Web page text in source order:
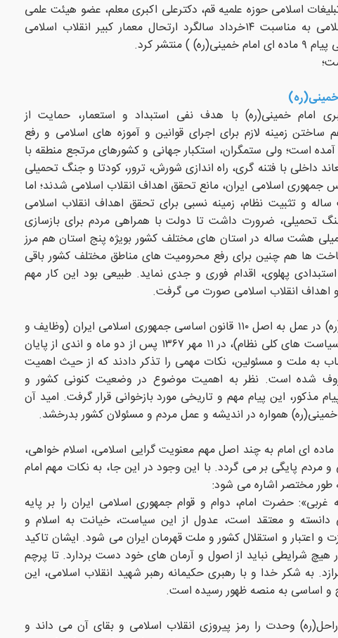
اسلامی حوزه علمیه قم، دکترعلی اکبری معلم، عضو هیئت علمی
پژوهشگاه علوم و فرهنگ اسلامی به مناسبت ۱۴خرداد سالگرد ارتحال معمار کبیر انقلاب اسلامی
منتشر کرد.
خمینی(ره)
امام خمینی(ره) با هدف نفی استبداد و استعمار، حمایت از
زمینه لازم برای اجرای قوانین و آموزه های اسلامی و رفع
است؛ ولی ستمگران، استکبار جهانی و کشورهای مرتجع منطقه با
داخلی با فتنه گری، راه اندازی شورش، ترور، کودتا و جنگ تحمیلی
اسلامی ایران، مانع تحقق اهداف انقلاب اسلامی شدند؛ اما
و تثبیت نظام، زمینه نسبی برای تحقق اهداف انقلاب اسلامی
تحمیلی، ضرورت داشت تا دولت با همراهی مردم برای بازسازی
هشت ساله در استان های مختلف کشور بویژه پنج استان هم مرز
ها هم چنین برای رفع محرومیت های مناطق مختلف کشور باقی
استبدادی پهلوی، اقدام فوری و جدی نماید. طبیعی بود این کار مهم
اهداف انقلاب اسلامی صورت می گرفت.
در چنین فضایی، امام خمینی(ره) در عمل به اصل ۱۱۰ قانون اساسی جمهوری اسلامی ایران (وظایف و
اختیارات رهبر از جمله تعیین سیاست های کلی نظام)، در ۱۱ مهر ۱۳۶۷ پس از دو ماه و اندی از پایان
به ملت و مسئولین، نکات مهمی را تذکر دادند که از حیث اهمیت
شده است. نظر به اهمیت موضوع در وضعیت کنونی کشور و
مذکور، این پیام مهم و تاریخی مورد بازخوانی قرار گرفت. امید آن
همواره در اندیشه و عمل مردم و مسئولان کشور بدرخشد.
ای امام به چند اصل مهم معنویت گرایی اسلامی، اسلام خواهی،
مردم پایگی بر می گردد. با این وجود در این جا، به نکات مهم امام
طور مختصر اشاره می شود:
حضرت امام، دوام و قوام جمهورى اسلامى ایران را بر پایه
و معتقد است، عدول از این سیاست، خیانت به اسلام و
اعتبار و استقلال کشور و ملت قهرمان ایران می شود. ایشان تاکید
هیچ شرایطی نباید از اصول و آرمان های خود دست بردارد. تا پرچم
به شکر خدا و با رهبری حکیمانه رهبر شهید انقلاب اسلامی، این
و اساسی به منصه ظهور رسیده است.
وحدت را رمز پیروزی انقلاب اسلامی و بقای آن می داند و